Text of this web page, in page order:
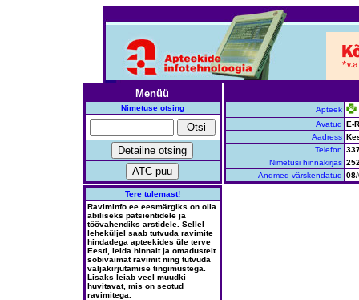
Menüü
Nimetuse otsing
Tere tulemast!
Raviminfo.ee eesmärgiks on olla
abiliseks patsientidele ja
töövahendiks arstidele. Sellel
leheküljel saab tutvuda ravimite
hindadega apteekides üle terve
Eesti, leida hinnalt ja omadustelt
sobivaimat ravimit ning tutvuda
väljakirjutamise tingimustega.
Lisaks leiab veel muudki
huvitavat, mis on seotud
ravimitega.
Apteek
Avatud E-
Aadress
Telefon
Nimetusi hinnakirjas
Andmed värskendatud